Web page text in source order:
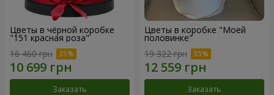
Цветы в чёрной коробке
"151 красная роза"
16 460 грн
Заказать
Цветы в коробке "Моей
половинке"
19 322 грн
Заказать